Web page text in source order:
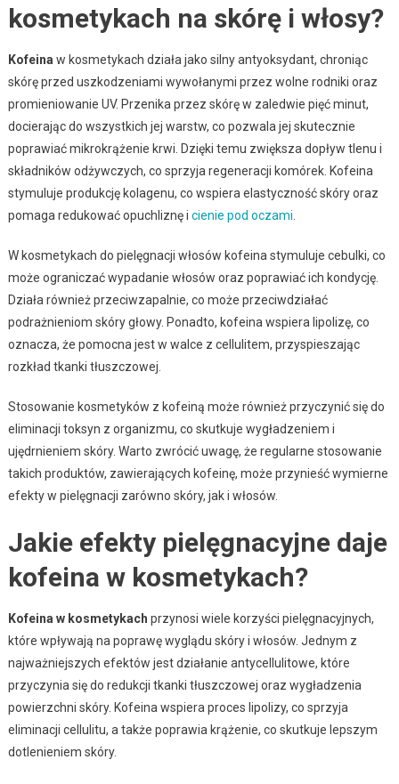
kosmetykach na skórę i włosy?
Kofeina w kosmetykach działa jako silny antyoksydant, chroniąc
skórę przed uszkodzeniami wywołanymi przez wolne rodniki oraz
promieniowanie UV. Przenika przez skórę w zaledwie pięć minut,
docierając do wszystkich jej warstw, co pozwala jej skutecznie
poprawiać mikrokrążenie krwi. Dzięki temu zwiększa dopływ tlenu i
składników odżywczych, co sprzyja regeneracji komórek. Kofeina
stymuluje produkcję kolagenu, co wspiera elastyczność skóry oraz
pomaga redukować opuchliznę i cienie pod oczami
W kosmetykach do pielęgnacji włosów kofeina stymuluje cebulki, co
może ograniczać wypadanie włosów oraz poprawiać ich kondycję.
Działa również przeciwzapalnie, co może przeciwdziałać
podrażnieniom skóry głowy. Ponadto, kofeina wspiera lipolizę, co
oznacza, że pomocna jest w walce z cellulitem, przyspieszając
rozkład tkanki tłuszczowej.
Stosowanie kosmetyków z kofeiną może również przyczynić się do
eliminacji toksyn z organizmu, co skutkuje wygładzeniem i
ujędrnieniem skóry. Warto zwrócić uwagę, że regularne stosowanie
takich produktów, zawierających kofeinę, może przynieść wymierne
efekty w pielęgnacji zarówno skóry, jak i włosów.
Jakie efekty pielęgnacyjne daje
kofeina w kosmetykach?
Kofeina w kosmetykach przynosi wiele korzyści pielęgnacyjnych,
które wpływają na poprawę wyglądu skóry i włosów. Jednym z
najważniejszych efektów jest działanie antycellulitowe, które
przyczynia się do redukcji tkanki tłuszczowej oraz wygładzenia
powierzchni skóry. Kofeina wspiera proces lipolizy, co sprzyja
eliminacji cellulitu, a także poprawia krążenie, co skutkuje lepszym
dotlenieniem skóry.